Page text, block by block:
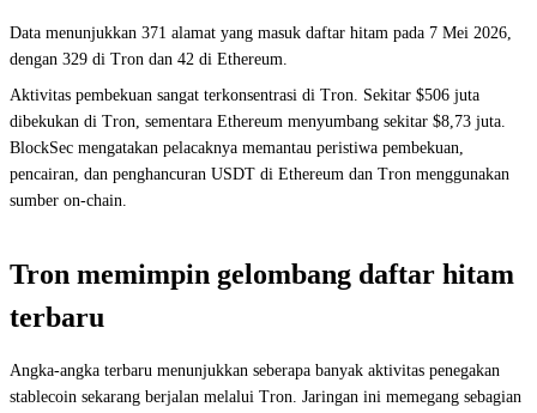
Data menunjukkan 371 alamat yang masuk daftar hitam pada 7 Mei 2026,
dengan 329 di Tron dan 42 di Ethereum.
Aktivitas pembekuan sangat terkonsentrasi di Tron. Sekitar $506 juta
dibekukan di Tron, sementara Ethereum menyumbang sekitar $8,73 juta.
BlockSec mengatakan pelacaknya memantau peristiwa pembekuan,
pencairan, dan penghancuran USDT di Ethereum dan Tron menggunakan
sumber on-chain.
Tron memimpin gelombang daftar hitam
terbaru
Angka-angka terbaru menunjukkan seberapa banyak aktivitas penegakan
stablecoin sekarang berjalan melalui Tron. Jaringan ini memegang sebagian